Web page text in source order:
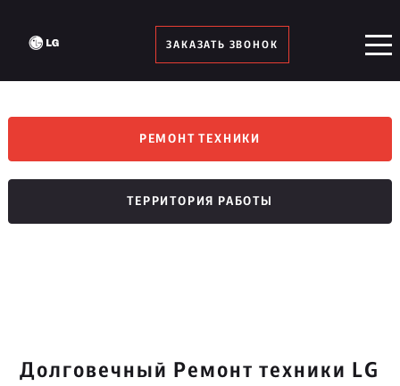
ЗАКАЗАТЬ ЗВОНОК
РЕМОНТ ТЕХНИКИ
ТЕРРИТОРИЯ РАБОТЫ
Долговечный Ремонт техники LG